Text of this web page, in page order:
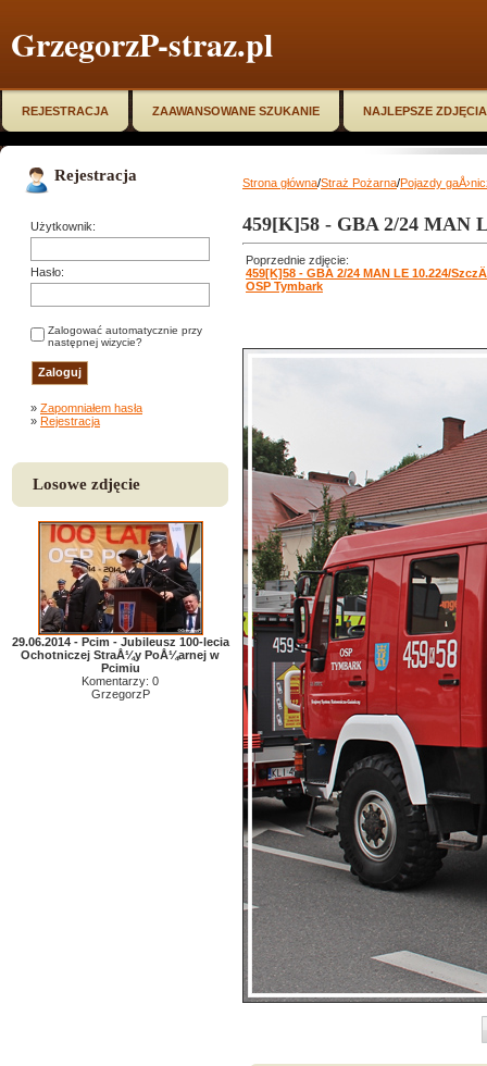
GrzegorzP-straz.pl
REJESTRACJA ZAAWANSOWANE SZUKANIE NAJLEPSZE ZDJĘCIA
Rejestracja
Użytkownik:
Hasło:
Zalogować automatycznie przy
następnej wizycie?
» Zapomniałem hasła
» Rejestracja
Losowe zdjęcie
29.06.2014 - Pcim - Jubileusz 100-lecia
Ochotniczej StraÅ¼y PoÅ¼arnej w
Pcimiu
Komentarzy: 0
GrzegorzP
Strona główna/Straż Pożarna/Pojazdy
459[K]58 - GBA 2/24 MAN
Poprzednie zdjęcie:
459[K]58 - GBA 2/24 MAN LE 10.224/
OSP Tymbark